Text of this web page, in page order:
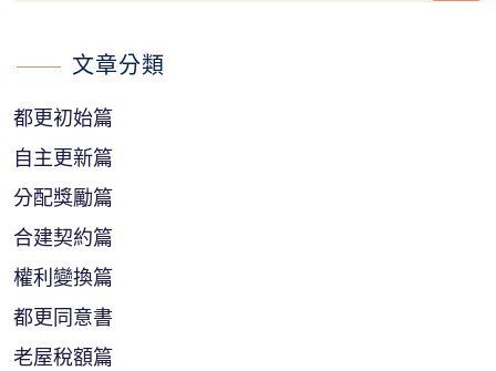
文章分類
都更初始篇
自主更新篇
分配獎勵篇
合建契約篇
權利變換篇
都更同意書
老屋稅額篇